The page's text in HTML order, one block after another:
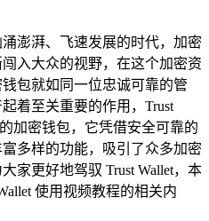
澎湃、飞速发展的时代，加密
入大众的视野，在这个加密资
包就如同一位忠诚可靠的管
着至关重要的作用，Trust
加密钱包，它凭借安全可靠的
多样的功能，吸引了众多加密
家更好地驾驭 Trust Wallet，本
使用视频教程的相关内